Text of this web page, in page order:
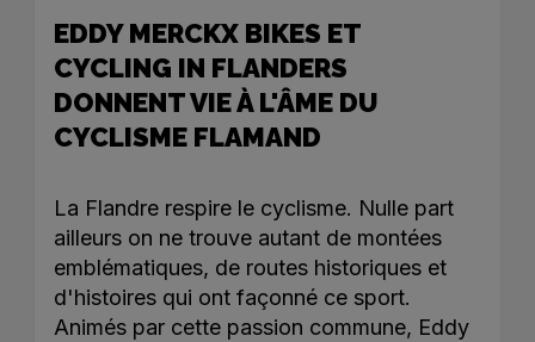
EDDY MERCKX BIKES ET
CYCLING IN FLANDERS
DONNENT VIE À L'ÂME DU
CYCLISME FLAMAND
La Flandre respire le cyclisme. Nulle part
ailleurs on ne trouve autant de montées
emblématiques, de routes historiques et
d'histoires qui ont façonné ce sport.
Animés par cette passion commune, Eddy